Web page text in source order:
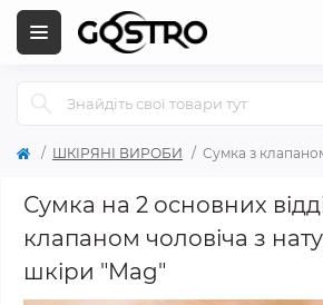
ШКІРЯНІ ВИРОБИ Сумка з
Сумка на 2 основних
клапаном чоловіча з
шкіри "Mag"